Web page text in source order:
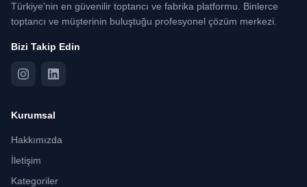
Türkiye'nin en güvenilir toptancı ve fabrika platformu. Binlerce
toptancı ve müşterinin buluştuğu profesyonel çözüm merkezi.
Bizi Takip Edin
Kurumsal
Hakkımızda
İletişim
Kategoriler